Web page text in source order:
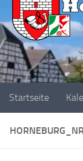
Startseite